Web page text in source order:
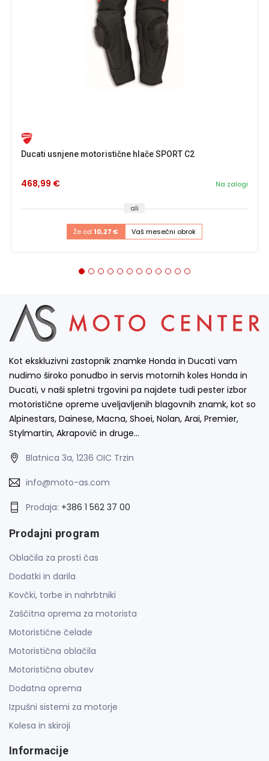
Ducati usnjene motoristične hlače SPORT C2
Na zalogi
468,99 €
ali
Že od 10,27 € Vaš mesečni obrok
Kot ekskluzivni zastopnik znamke Honda in Ducati vam
nudimo široko ponudbo in servis motornih koles Honda in
Ducati, v naši spletni trgovini pa najdete tudi pester izbor
motoristične opreme uveljavljenih blagovnih znamk, kot so
Alpinestars, Dainese, Macna, Shoei, Nolan, Arai, Premier,
Stylmartin, Akrapovič in druge…
Blatnica 3a, 1236 OIC Trzin
info@moto-as.com
Prodaja: +386 1 562 37 00
Prodajni program
Oblačila za prosti čas
Dodatki in darila
Kovčki, torbe in nahrbtniki
Zaščitna oprema za motorista
Motoristične čelade
Motoristična oblačila
Motoristična obutev
Dodatna oprema
Izpušni sistemi za motorje
Kolesa in skiroji
Informacije